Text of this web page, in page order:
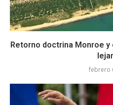
Retorno doctrina Monroe
febrero